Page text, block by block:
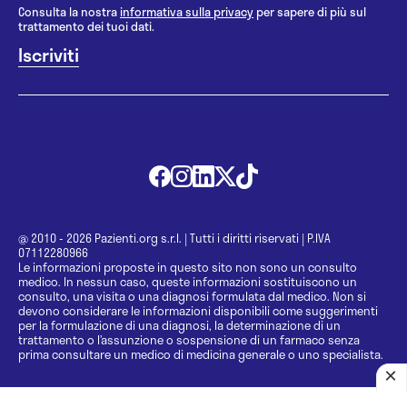
Consulta la nostrainformativa sulla privacy per sapere di più sul
trattamento dei tuoi dati.
@ 2010 - 2026 Pazienti.org s.r.l. | Tutti i diritti riservati | P.IVA
07112280966
Le informazioni proposte in questo sito non sono un consulto
medico. In nessun caso, queste informazioni sostituiscono un
consulto, una visita o una diagnosi formulata dal medico. Non si
devono considerare le informazioni disponibili come suggerimenti
per la formulazione di una diagnosi, la determinazione di un
trattamento o l’assunzione o sospensione di un farmaco senza
prima consultare un medico di medicina generale o uno specialista.